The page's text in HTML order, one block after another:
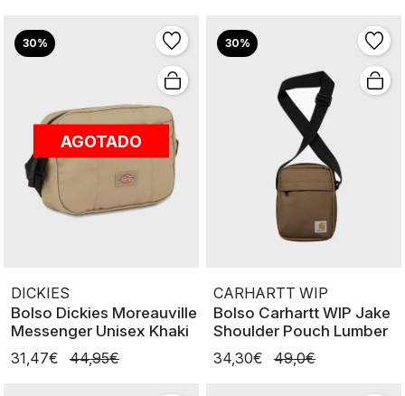
30%
AGOTADO
DICKIES
Bolso Dickies Moreauville
Messenger Unisex Khaki
31,47€
44,95€
30%
CARHARTT WIP
Bolso Carhartt WIP Jake
Shoulder Pouch Lumber
34,30€
49,0€